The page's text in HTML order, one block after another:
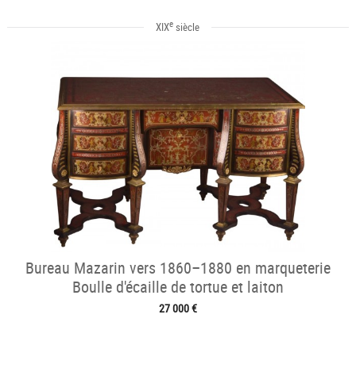
XIXe siècle
Bureau Mazarin vers 1860–1880 en marqueterie
Boulle d'écaille de tortue et laiton
27 000 €